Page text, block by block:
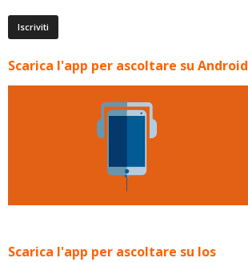
Scarica l'app per ascoltare su Android
Scarica l'app per ascoltare su Ios